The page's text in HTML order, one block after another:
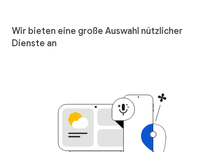
Wir bieten eine große Auswahl nützlicher
Dienste an